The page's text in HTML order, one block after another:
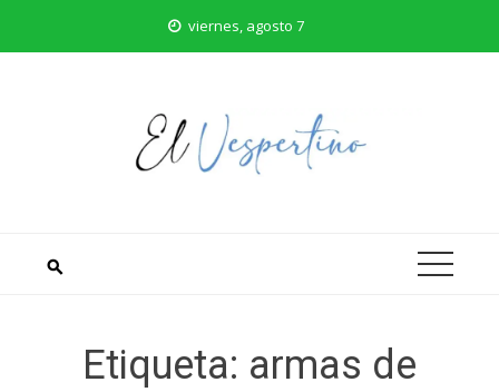
viernes, agosto 7
Etiqueta: armas de